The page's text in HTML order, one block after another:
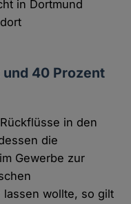
in Dortmund
und 40 Prozent
in den
die
Gewerbe zur
wollte, so gilt